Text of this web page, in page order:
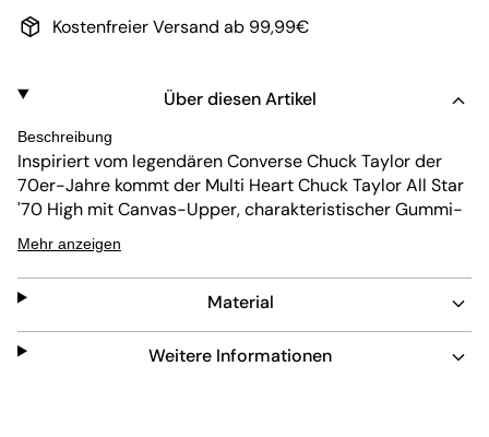
Kostenfreier Versand ab 99,99€
Über diesen Artikel
Beschreibung
Inspiriert vom legendären Converse Chuck Taylor der
70er-Jahre kommt der Multi Heart Chuck Taylor All Star
'70 High mit Canvas-Upper, charakteristischer Gummi-
Zehenkappe und High-Top-Silhouette. Blickfang sind die
Herzen an der Seite und der Streifen im Fersenbereich.
Am Innenknöchel ist natürlich auch bei diesem Modell
der runde Converse-Aufnäher angebracht.
Obermaterial: 100% Textil
Mehr anzeigen
Material
Weitere Informationen